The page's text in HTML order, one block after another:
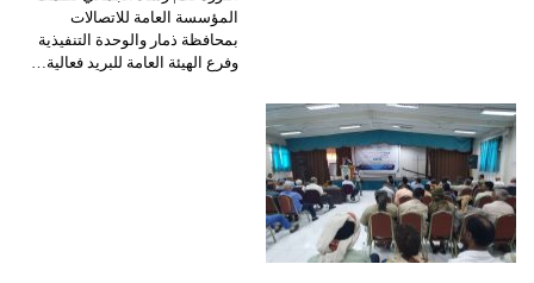
المؤسسة العامة للاتصالات
بمحافظة ذمار والوحدة التنفيذية
وفرع الهيئة العامة للبريد فعالية…